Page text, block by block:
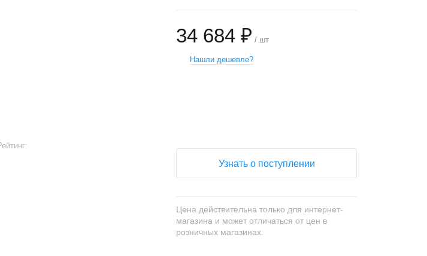
34 684 ₽ / шт
Нашли дешевле?
Узнать о поступлении
Цена действительна только для интернет-
магазина и может отличаться от цен в
розничных магазинах.